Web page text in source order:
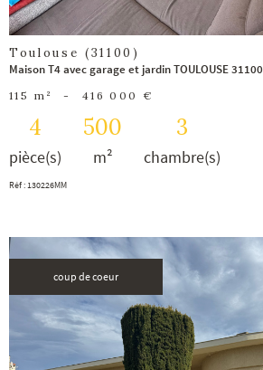
Toulouse (31100)
Maison T4 avec garage et jardin TOULOUSE 31100
115 m² - 416 000 €
4
pièce(s)
500
m²
3
chambre(s)
Réf : 130226MM
coup de coeur
voir le